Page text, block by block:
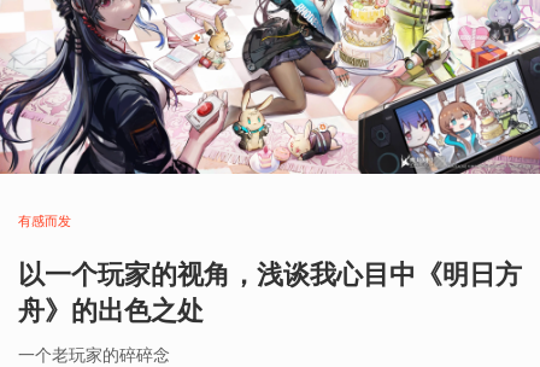
有感而发
以一个玩家的视角，浅谈我心目中《明日方
舟》的出色之处
一个老玩家的碎碎念